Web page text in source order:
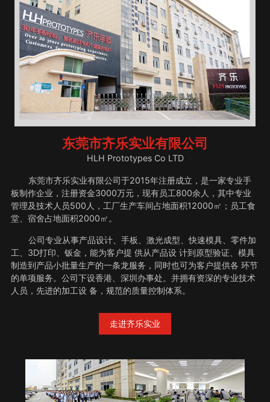
东莞市齐乐实业有限公司
HLH Prototypes Co LTD
东莞市齐乐实业有限公司于2015年注册成立，是一家专业手
板制作企业，注册资金3000万元，现有员工800余人，其中专业
管理及技术人员500人，工厂生产车间占地面积12000㎡；员工食
堂、宿舍占地面积2000㎡。
公司专业从事产品设计、手板、激光成型、快速模具、零件加
工、3D打印、钣金，能为客户提 供从产品设 计到原型验证、模具
制造到产品小批量生产的一条龙服务，同时也可为客户提供各 环节
的单项服务。公司下设香港、深圳办事处。并拥有资深的专业技术
人员，先进的加工设 备，规范的质量控制体系。
走进齐乐实业